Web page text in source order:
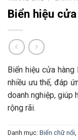
Biển hiệu
Biển hiệu cửa
nhiều ưu thế, đáp
doanh nghiệp, giúp
rộng rãi.
Danh mục: Biển chữ nổi